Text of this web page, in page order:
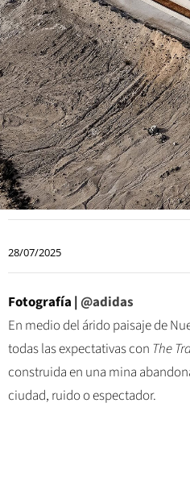
28/07/2025
Fotografía | @adidas
En medio del árido paisaje de
todas las expectativas con The
construida en una mina
ciudad, ruido o espectador.